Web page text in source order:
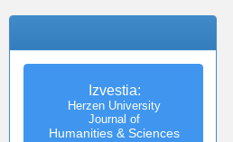
Izvestia:
Herzen University
Journal of
Humanities & Sciences